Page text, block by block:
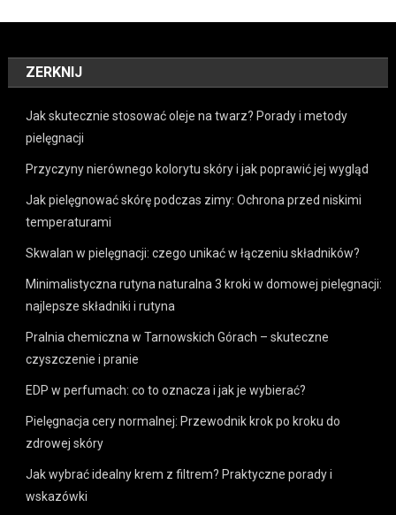
ZERKNIJ
Jak skutecznie stosować oleje na twarz? Porady i metody
pielęgnacji
Przyczyny nierównego kolorytu skóry i jak poprawić jej wygląd
Jak pielęgnować skórę podczas zimy: Ochrona przed niskimi
temperaturami
Skwalan w pielęgnacji: czego unikać w łączeniu składników?
Minimalistyczna rutyna naturalna 3 kroki w domowej pielęgnacji:
najlepsze składniki i rutyna
Pralnia chemiczna w Tarnowskich Górach – skuteczne
czyszczenie i pranie
EDP w perfumach: co to oznacza i jak je wybierać?
Pielęgnacja cery normalnej: Przewodnik krok po kroku do
zdrowej skóry
Jak wybrać idealny krem z filtrem? Praktyczne porady i
wskazówki